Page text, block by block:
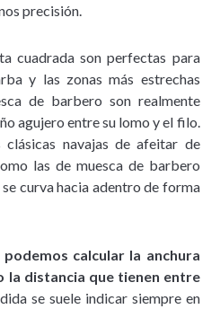
precisión.
cuadrada son perfectas para
y las zonas más estrechas
de barbero son realmente
agujero entre su lomo y el filo.
clásicas navajas de afeitar de
las de muesca de barbero
curva hacia adentro de forma
podemos calcular la anchura
la distancia que tienen entre
se suele indicar siempre en